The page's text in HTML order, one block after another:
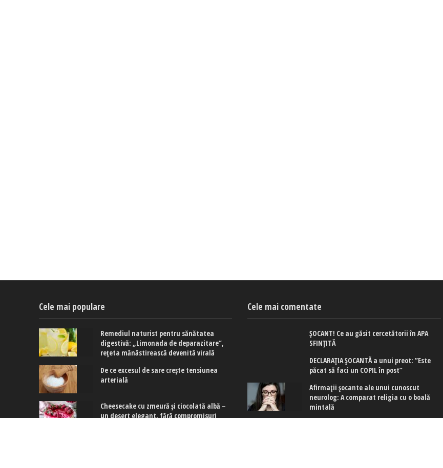
Cele mai populare
Remediul naturist pentru sănătatea
digestivă: „Limonada de deparazitare”,
rețeta mănăstirească devenită virală
De ce excesul de sare crește tensiunea
arterială
Cheesecake cu zmeură și ciocolată albă –
un desert elegant, fără compromisuri
Cele mai comentate
ȘOCANT! Ce au găsit cercetătorii în APA
SFINȚITĂ
DECLARAȚIA ȘOCANTĂ a unui preot: ”Este
păcat să faci un COPIL în post”
Afirmaţii şocante ale unui cunoscut
neurolog: A comparat religia cu o boală
mintală